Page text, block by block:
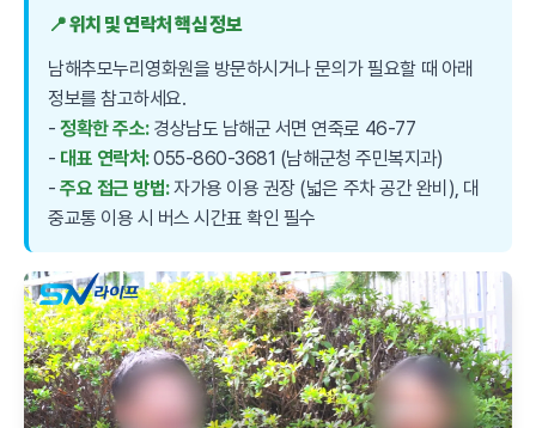
📍 위치 및 연락처 핵심 정보
남해추모누리영화원을 방문하시거나 문의가 필요할 때 아래
정보를 참고하세요.
-정확한 주소:경상남도 남해군 서면 연죽로 46-77
- 대표 연락처:055-860-3681 (남해군청 주민복지과)
-주요 접근 방법:자가용 이용 권장 (넓은 주차 공간 완비), 대
중교통 이용 시 버스 시간표 확인 필수